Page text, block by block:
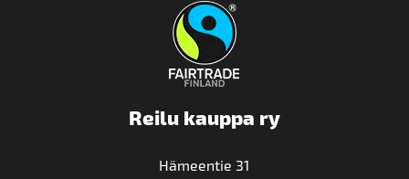
Reilu kauppa ry
Hämeentie 31